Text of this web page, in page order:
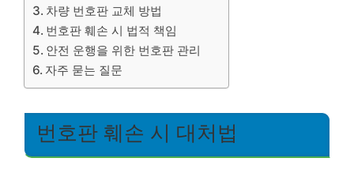
차량 번호판 교체 방법
번호판 훼손 시 법적 책임
안전 운행을 위한 번호판 관리
자주 묻는 질문
번호판 훼손 시 대처법